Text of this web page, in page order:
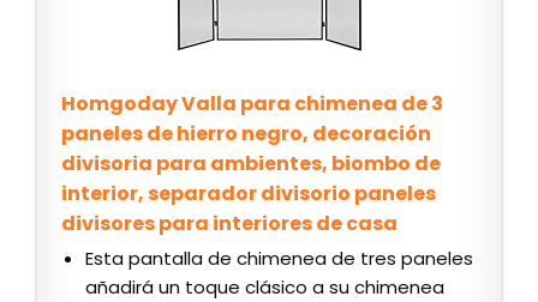
Homgoday Valla para chimenea de 3
paneles de hierro negro, decoración
divisoria para ambientes, biombo de
interior, separador divisorio paneles
divisores para interiores de casa
Esta pantalla de chimenea de tres paneles
añadirá un toque clásico a su chimenea